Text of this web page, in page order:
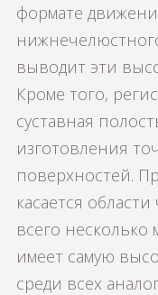
формате
выводит эти
Кроме того,
суставная
изготовления
поверхностей.
касается
всего
имеет самую
среди всех